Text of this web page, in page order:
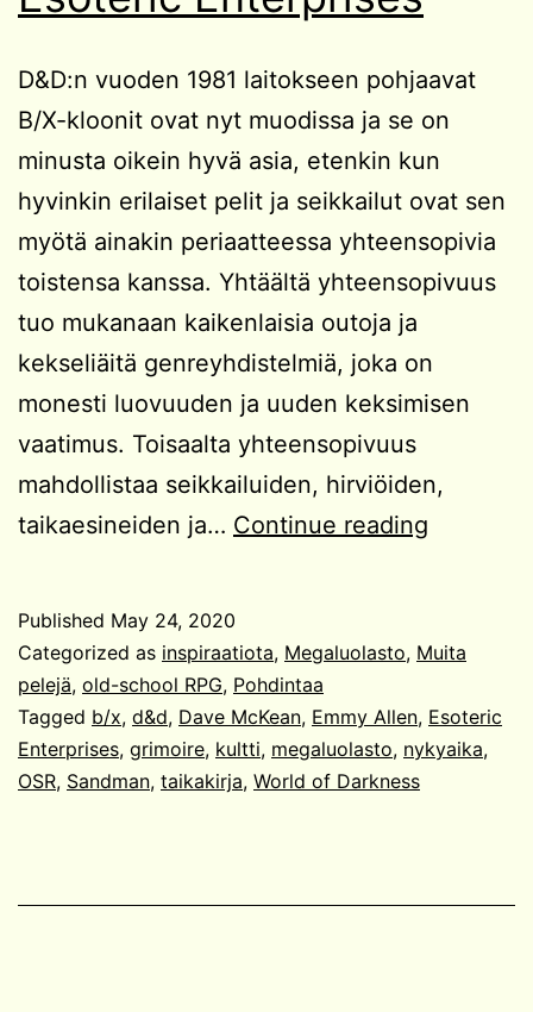
D&D:n vuoden 1981 laitokseen pohjaavat
B/X-kloonit ovat nyt muodissa ja se on
minusta oikein hyvä asia, etenkin kun
hyvinkin erilaiset pelit ja seikkailut ovat sen
myötä ainakin periaatteessa yhteensopivia
toistensa kanssa. Yhtäältä yhteensopivuus
tuo mukanaan kaikenlaisia outoja ja
kekseliäitä genreyhdistelmiä, joka on
monesti luovuuden ja uuden keksimisen
vaatimus. Toisaalta yhteensopivuus
mahdollistaa seikkailuiden, hirviöiden,
taikaesineiden ja… Continue reading
Published May 24, 2020
Categorized as inspiraatiota, Megaluolasto, Muita
pelejä, old-school RPG, Pohdintaa
Tagged b/x, d&d, Dave McKean, Emmy Allen, Esoteric
Enterprises, grimoire, kultti, megaluolasto, nykyaika,
OSR, Sandman, taikakirja, World of Darkness